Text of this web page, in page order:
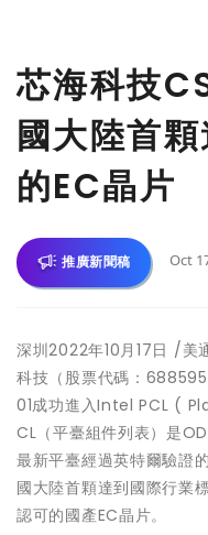
芯海科技
國大陸首
的EC晶片
推廣新聞稿 Oct
深圳2022年10月17日 /美
科技（股票代碼：
01成功進入Intel PCL (
CL（平臺組件列表）是
最新平臺經過英特爾驗證
國大陸首顆達到國際行業
認可的國產EC晶片。